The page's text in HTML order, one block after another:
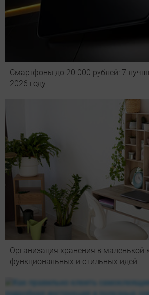
Смартфоны до 20 000 рублей: 7
2026 году
Организация хранения в маленькой
функциональных и стильных идей